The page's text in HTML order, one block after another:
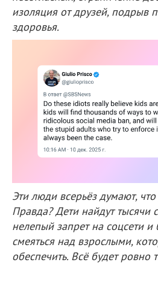
изоляция от друзей, подрыв
здоровья.
Эти люди всерьёз думают,
Правда? Дети найдут тысячи
нелепый запрет на соцсети и
смеяться над взрослыми,
обеспечить. Всё будет ровно